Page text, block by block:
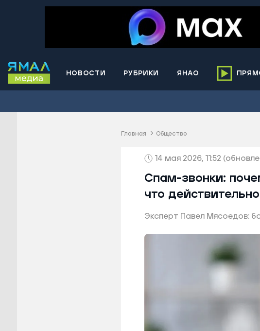
НОВОСТИ РУБРИКИ ЯНАО
район
Муравленко
Приуральский
Салехард
Тарко-Сале
Главная Общество
14 мая 2026, 11:52
Спам-звонки:
что
Эксперт Павел Мясоедов: